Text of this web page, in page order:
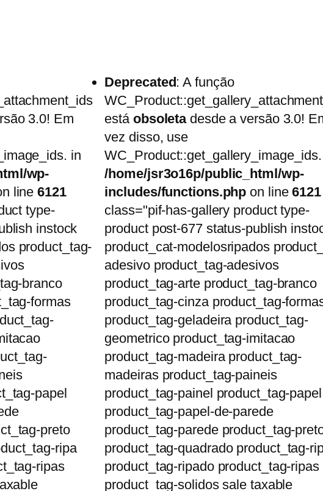
3.0! Em
in
wp-
line6121
type-
instock
product_tag-
branco
formas
papel
preto
ripa
ripas
Deprecated: A função
está obsoletadesde a versão 3.0!
vez disso, use
/home/jsr3o16p/public_html/wp-
includes/functions.php on line6121
class="pif-has-gallery product type-
product post-677 status-publish
product_cat-modelosripados
adesivo product_tag-adesivos
product_tag-arte product_tag-branco
product_tag-cinza product_tag-
product_tag-geladeira product_tag-
geometrico product_tag-imitacao
product_tag-madeira product_tag-
madeiras product_tag-paineis
product_tag-painel product_tag-papel
product_tag-papel-de-parede
product_tag-parede product_tag-
product_tag-quadrado product_tag-
product_tag-ripado product_tag-ripas
product_tag-solidos sale taxable